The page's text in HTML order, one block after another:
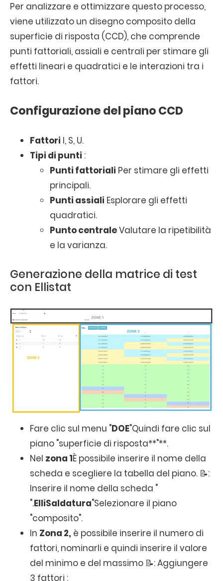
Per analizzare e ottimizzare questo processo,
viene utilizzato un disegno composito della
superficie di risposta (CCD), che comprende
punti fattoriali, assiali e centrali per stimare gli
effetti lineari e quadratici e le interazioni tra i
fattori.
Configurazione del piano CCD
Fattori I, S, U.
Tipi di punti :
Punti fattoriali Per stimare gli effetti
principali.
Punti assiali Esplorare gli effetti
quadratici.
Punto centraleValutare la ripetibilità
e la varianza.
Generazione della matrice di test
con Ellistat
Fare clic sul menu "DOE"Quindi fare clic sul
piano "superficie di risposta**"**.
Nel zona 1È possibile inserire il nome della
scheda e scegliere la tabella del piano. 📝:
Inserire il nome della scheda "
".ElliSaldatura"Selezionare il piano
"composito".
In Zona 2, è possibile inserire il numero di
fattori, nominarli e quindi inserire il valore
del minimo e del massimo 📝: Aggiungere
3 fattori :